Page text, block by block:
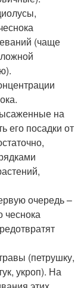
(чаще
на
его посадки от
очередь –
чеснока
(петрушку,
укроп). На